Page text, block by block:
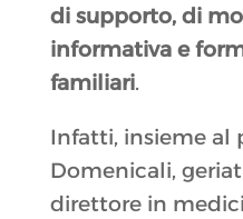
di supporto, di
informativa e
familiari.
Infatti, insieme al
Domenicali,
direttore in